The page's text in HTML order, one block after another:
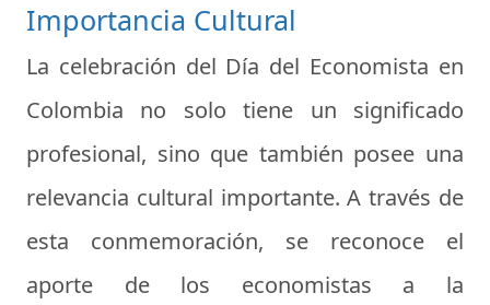
Importancia Cultural
La celebración del Día del Economista en
Colombia no solo tiene un significado
profesional, sino que también posee una
relevancia cultural importante. A través de
esta conmemoración, se reconoce el
aporte de los economistas a la